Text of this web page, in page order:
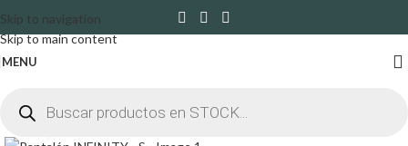
Skip to navigation
Skip to main content
MENU
Click to enlarge